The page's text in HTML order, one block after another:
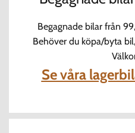
Begagnade bilar från
Behöver du köpa/byta
Se våra